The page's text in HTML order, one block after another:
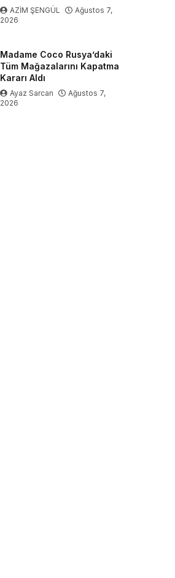
AZİM ŞENGÜL
Ağustos 7,
2026
Madame Coco Rusya’daki
Tüm Mağazalarını Kapatma
Kararı Aldı
Ayaz Sarcan
Ağustos 7,
2026